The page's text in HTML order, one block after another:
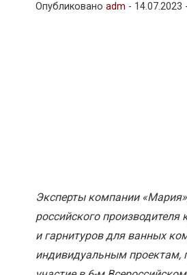
Опубликовано adm - 14.07.2023 -
Эксперты компании
российского производителя
и гарнитуров для ванных
индивидуальным проектам,